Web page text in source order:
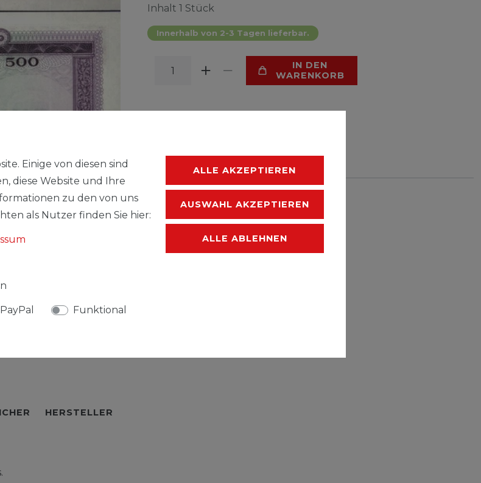
Inhalt 1 Stück
Innerhalb von 2-3 Tagen lieferbar.
IN DEN
WARENKORB
WUNSCHLISTE
HERSTELLER
Einige von diesen sind
diese Website und Ihre
zu den von uns
als Nutzer finden Sie hier:
PayPal Funktional
ALLE AKZEPTIEREN
AUSWAHL AKZEPTIEREN
ALLE ABLEHNEN